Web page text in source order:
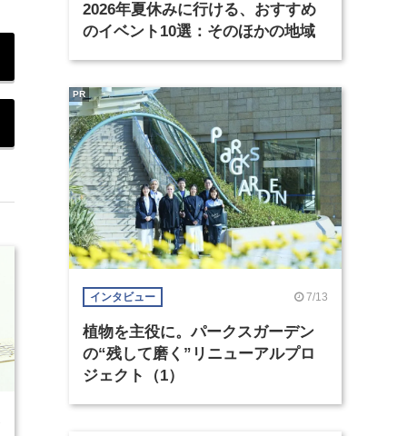
2026年夏休みに行ける、おすすめ
のイベント10選：そのほかの地域
インタビュー 7/13
植物を主役に。パークスガーデン
の“残して磨く”リニューアルプロ
ジェクト（1）
PR